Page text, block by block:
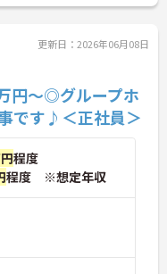
更新日：2026年06月08日
円～◎グループホ
です♪＜正社員＞
程度
程度 ※想定年収